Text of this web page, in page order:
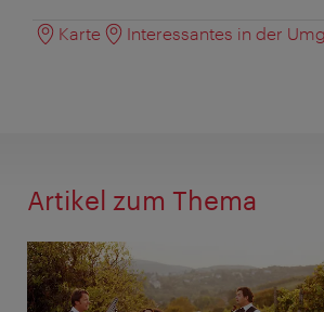
Karte Interessantes in der
Artikel zum Thema